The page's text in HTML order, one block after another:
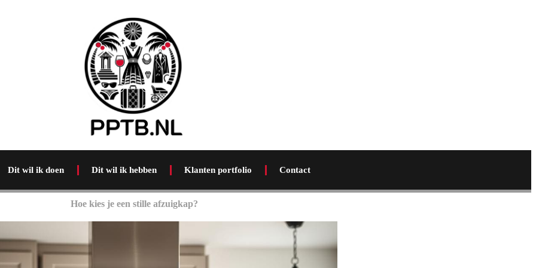
Dit wil ik doen Dit wil ik hebben Klanten portfolio Contact
Hoe kies je een stille afzuigkap?